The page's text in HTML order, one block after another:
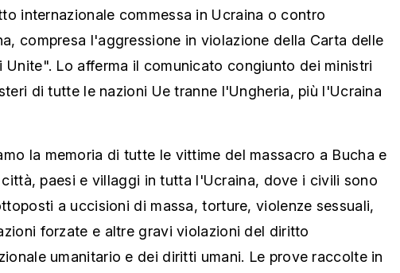
internazionale commessa in Ucraina o contro
compresa l'aggressione in violazione della Carta delle
Unite". Lo afferma il comunicato congiunto dei ministri
di tutte le nazioni Ue tranne l'Ungheria, più l'Ucraina
la memoria di tutte le vittime del massacro a Bucha e
paesi e villaggi in tutta l'Ucraina, dove i civili sono
a uccisioni di massa, torture, violenze sessuali,
forzate e altre gravi violazioni del diritto
umanitario e dei diritti umani. Le prove raccolte in